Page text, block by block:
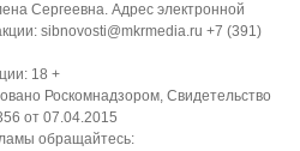
Сергеевна. Адрес электронной
sibnovosti@mkrmedia.ru +7 (391)
18 +
Роскомнадзором, Свидетельство
от 07.04.2015
обращайтесь: